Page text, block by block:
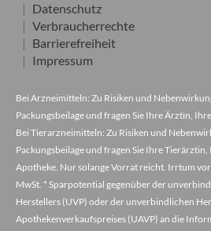
Datenschutz
Verbraucherrechte
Barrierefreiheit
Impressum
Bei Arzneimitteln: Zu Risiken und
Packungsbeilage und fragen Sie Ihre Ärztin,
Bei Tierarzneimitteln: Zu Risiken und
Packungsbeilage und fragen Sie Ihre
Apotheke. Nur solange Vorrat reicht. Irrtum
MwSt. * Sparpotential gegenüber der
Herstellers (UVP) oder der unverbindlichen
Apothekenverkaufspreises (UAVP) an die